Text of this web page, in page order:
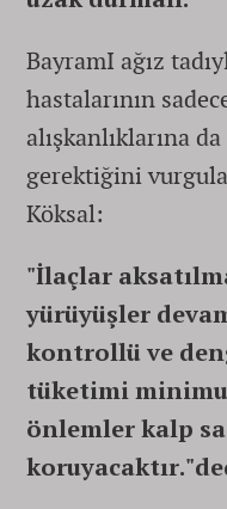
BayramI ağız
hastalarının
alışkanlıklarına
gerektiğini
Köksal:
"İlaçlar
yürüyüşler
kontrollü ve
tüketimi
önlemler kalp